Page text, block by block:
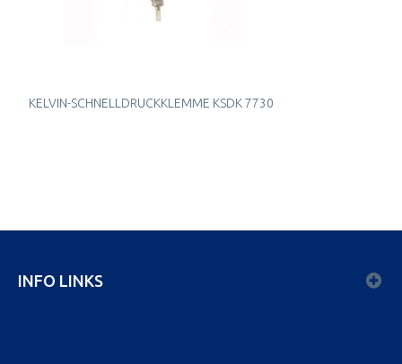
KELVIN-SCHNELLDRUCKKLEMME KSDK 7730
INFO LINKS